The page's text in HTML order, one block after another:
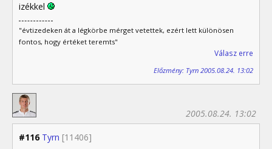
izékkel
"évtizedeken át a légkörbe mérget vetettek, ezért lett különösen
fontos, hogy értéket teremts"
Válasz erre
Előzmény: Tyrn 2005.08.24. 13:02
#116 Tyrn [11406]
2005.08.24. 13:02